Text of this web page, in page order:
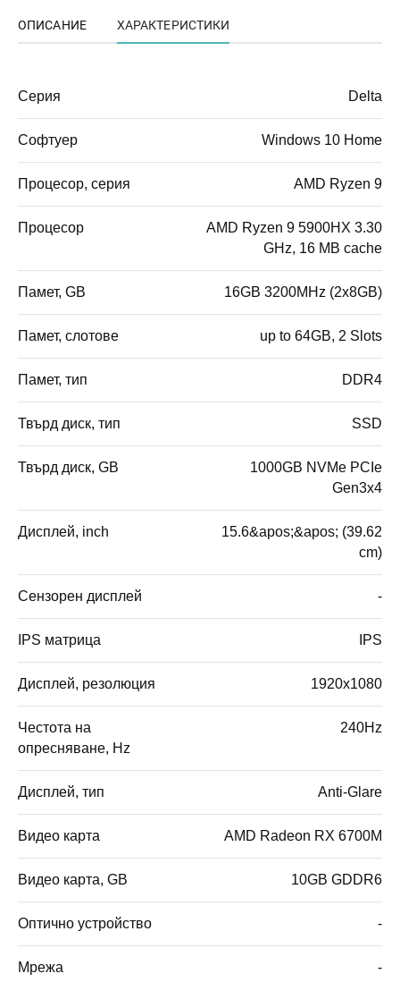
ОПИСАНИЕ ХАРАКТЕРИСТИКИ
Серия Delta
Софтуер Windows 10 Home
Процесор, серия AMD Ryzen 9
Процесор
AMD Ryzen 9 5900HX 3.30
GHz, 16 MB cache
Памет, GB 16GB 3200MHz (2x8GB)
Памет, слотове up to 64GB, 2 Slots
Памет, тип DDR4
Твърд диск, тип SSD
Твърд диск, GB
1000GB NVMe PCIe
Gen3x4
Дисплей, inch
15.6&apos;&apos; (39.62
cm)
Сензорен дисплей -
IPS матрица IPS
Дисплей, резолюция 1920x1080
Честота на
опресняване, Hz
240Hz
Дисплей, тип Anti-Glare
Видео карта AMD Radeon RX 6700M
Видео карта, GB 10GB GDDR6
Оптично устройство -
Мрежа -